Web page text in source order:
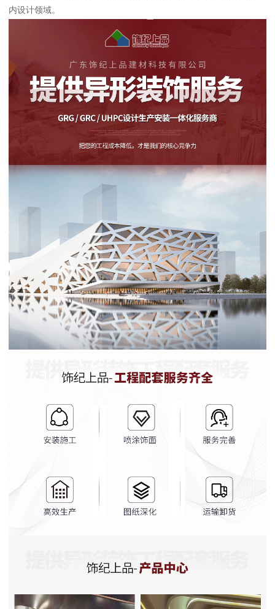
内设计领域。